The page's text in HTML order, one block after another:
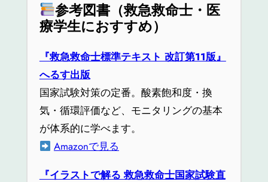
参考図書（救急救命士・医
療学生におすすめ）
『救急救命士標準テキスト 改訂第11版』
へるす出版
国家試験対策の定番。酸素飽和度・換
気・循環評価など、モニタリングの基本
が体系的に学べます。
Amazonで見る
『イラストで解る 救急救命士国家試験直